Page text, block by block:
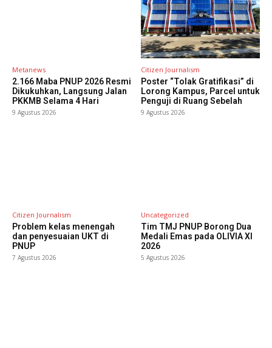
Metanews
2.166 Maba PNUP 2026 Resmi
Dikukuhkan, Langsung Jalan
PKKMB Selama 4 Hari
9 Agustus 2026
Citizen Journalism
Poster “Tolak Gratifikasi” di
Lorong Kampus, Parcel untuk
Penguji di Ruang Sebelah
9 Agustus 2026
Citizen Journalism
Problem kelas menengah
dan penyesuaian UKT di
PNUP
7 Agustus 2026
Uncategorized
Tim TMJ PNUP Borong Dua
Medali Emas pada OLIVIA XI
2026
5 Agustus 2026